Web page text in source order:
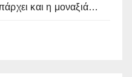
και η μοναξιά…